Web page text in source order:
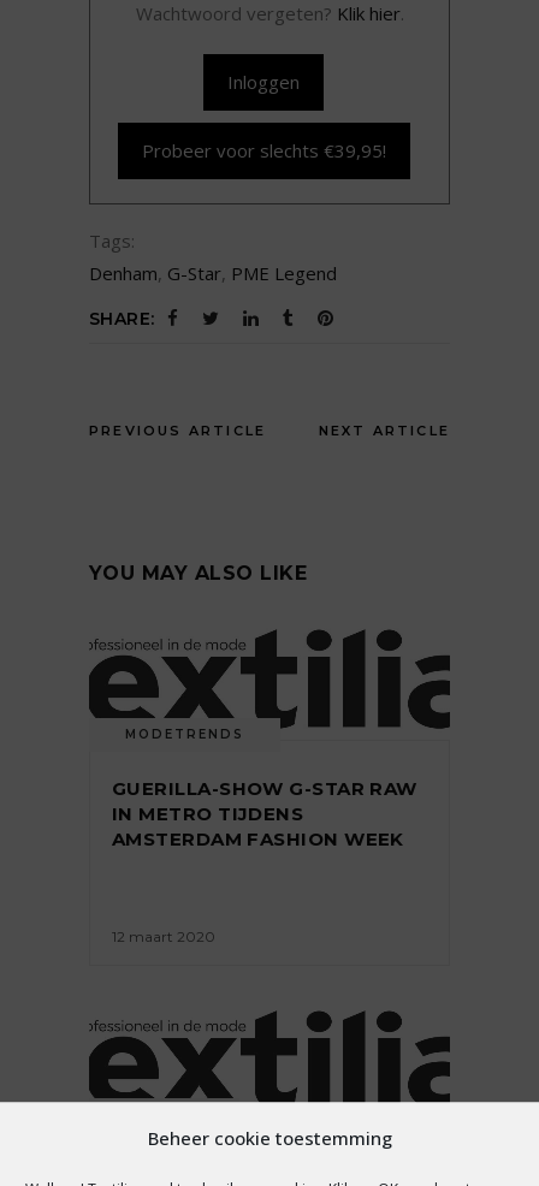
Beheer cookie toestemming
Wachtwoord vergeten? Klik hier.
Inloggen
Probeer voor slechts €39,95!
Tags:
Denham, G-Star, PME Legend
SHARE:
PREVIOUS ARTICLE NEXT ARTICLE
YOU MAY ALSO LIKE
MODETRENDS
GUERILLA-SHOW G-STAR RAW
IN METRO TIJDENS
AMSTERDAM FASHION WEEK
12 maart 2020